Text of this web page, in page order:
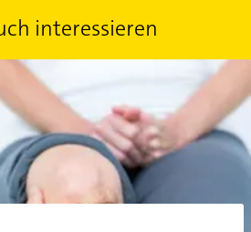
interessieren
Was hat es mit dem PFSS auf